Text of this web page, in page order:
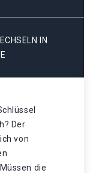
IN A
Der
von
die